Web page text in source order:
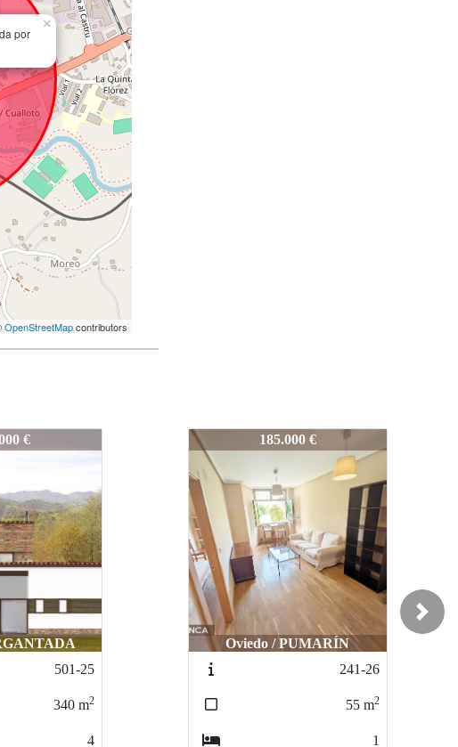
por
×
OpenStreetMapcontributors
€
241-26
55 m2
1
404-25 160.000 €
Castrillón / NAVECES
492-25
76m2
3
Next